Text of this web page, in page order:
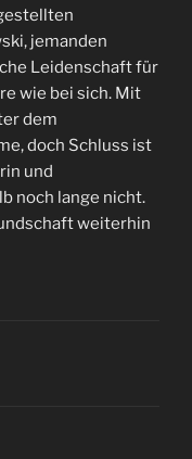
jemanden
Leidenschaft für
wie bei sich. Mit
dem
doch Schluss ist
und
noch lange nicht.
weiterhin